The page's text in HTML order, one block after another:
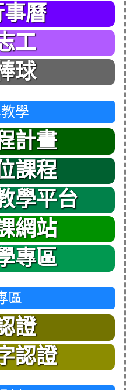
事曆
工
球
學
計畫
課程
學平台
網站
專區
區
證
認證